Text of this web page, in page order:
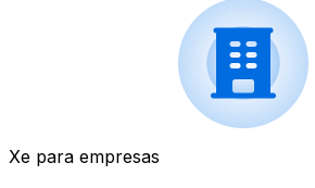
Xe para empresas